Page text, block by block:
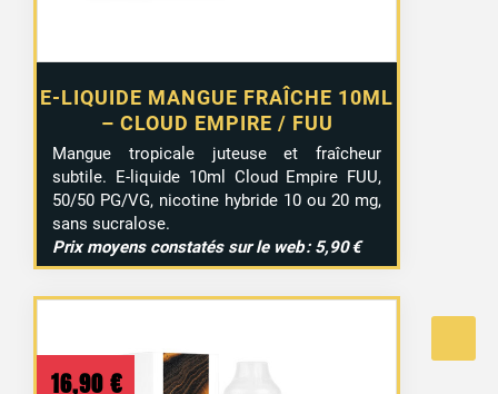
E-LIQUIDE MANGUE FRAÎCHE 10ML
– CLOUD EMPIRE / FUU
Mangue tropicale juteuse et fraîcheur
subtile. E-liquide 10ml Cloud Empire FUU,
50/50 PG/VG, nicotine hybride 10 ou 20 mg,
sans sucralose.
Prix moyens constatés sur le web : 5,90 €
16,90 €